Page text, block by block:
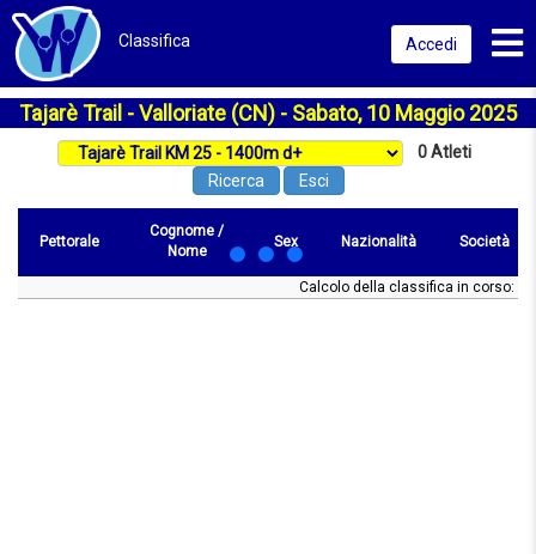
Classifica Accedi
Tajarè Trail - Valloriate (CN) - Sabato, 10 Maggio 2025
0Atleti
Ricerca
Esci
Pettorale
Cognome /
Nome
Sex Nazionalità Società
Nazionalità Società Pos/sex
Calcolo della classifica in corso: